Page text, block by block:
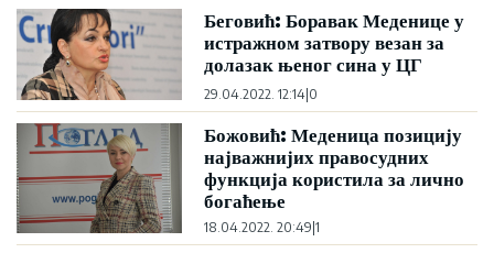
Беговић: Боравак Меденице у
истражном затвору везан за
долазак њеног сина у ЦГ
29.04.2022. 12:14 0
Божовић: Меденица позицију
најважнијих правосудних
функција користила за лично
богаћење
18.04.2022. 20:49 1